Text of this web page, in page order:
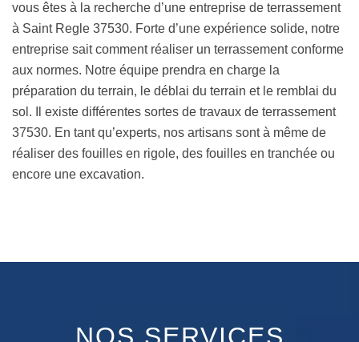
vous êtes à la recherche d’une entreprise de terrassement
à Saint Regle 37530. Forte d’une expérience solide, notre
entreprise sait comment réaliser un terrassement conforme
aux normes. Notre équipe prendra en charge la
préparation du terrain, le déblai du terrain et le remblai du
sol. Il existe différentes sortes de travaux de terrassement
37530. En tant qu’experts, nos artisans sont à même de
réaliser des fouilles en rigole, des fouilles en tranchée ou
encore une excavation.